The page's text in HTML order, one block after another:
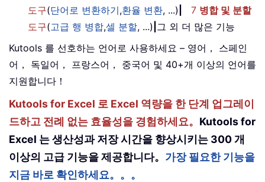
도구(단어로 변환하기,환율 변환, ...) 7 병합 및 분할
도구(고급 행 병합,셀 분할, ...) 그 외 더 많은 기능
Kutools 를 선호하는 언어로 사용하세요 – 영어， 스페인
어， 독일어， 프랑스어， 중국어 및 40+개 이상의 언어를
지원합니다！
Kutools for Excel 로 Excel 역량을 한 단계 업그레이
드하고 전례 없는 효율성을 경험하세요。 Kutools for
Excel 는 생산성과 저장 시간을 향상시키는 300 개
이상의 고급 기능을 제공합니다。 가장 필요한 기능을
지금 바로 확인하세요。。。